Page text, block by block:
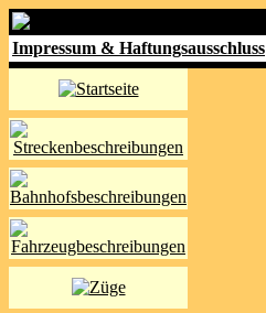
Impressum & Haftungsausschluss